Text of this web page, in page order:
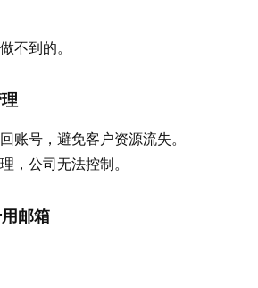
不到的。
账号，避免客户资源流失。
，公司无法控制。
邮箱